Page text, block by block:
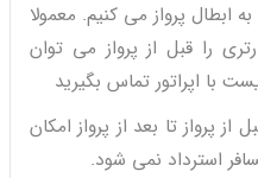
پرواز می کنیم. معمولا
را قبل از پرواز می توان
با اپراتور تماس بگیرید
پرواز تا بعد از پرواز امکان
استرداد نمی شود.